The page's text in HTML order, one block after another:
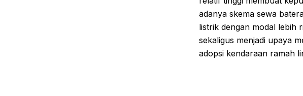
adanya skema sewa
listrik dengan modal lebih
sekaligus menjadi upaya
adopsi kendaraan ramah